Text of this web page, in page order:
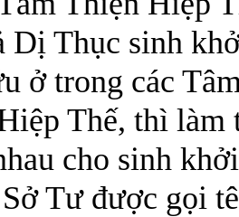
Dị Thục sinh
ở trong các
Thế, thì làm
cho sinh
Tư được gọi